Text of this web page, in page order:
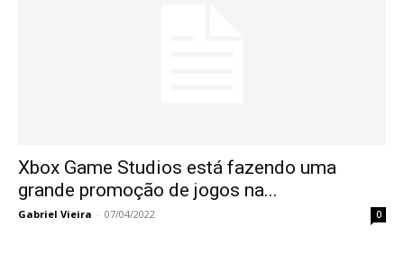
Xbox Game Studios está fazendo uma
grande promoção de jogos na...
Gabriel Vieira - 07/04/2022 0